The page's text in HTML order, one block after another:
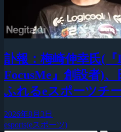
訃報：梅崎伸幸氏(『
FocusMe』創設者)
ふれるeスポーツチ
2026年8月3日
esports(eスポーツ)